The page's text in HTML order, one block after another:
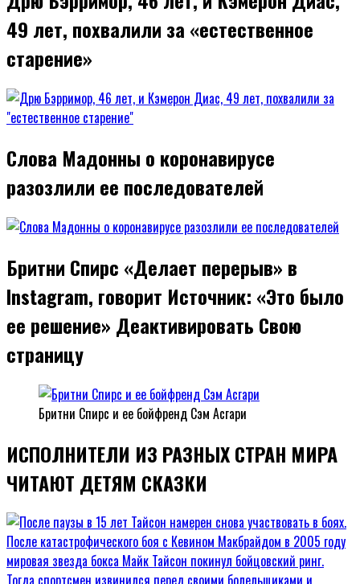
49 лет, похвалили за «естественное
старение»
Слова Мадонны о коронавирусе
разозлили ее последователей
Бритни Спирс «Делает перерыв» в
Instagram, говорит Источник: «Это было
ее решение» Деактивировать Свою
страницу
Бритни Спирс и ее бойфренд Сэм Асгари
ИСПОЛНИТЕЛИ ИЗ РАЗНЫХ СТРАН МИРА
ЧИТАЮТ ДЕТЯМ СКАЗКИ